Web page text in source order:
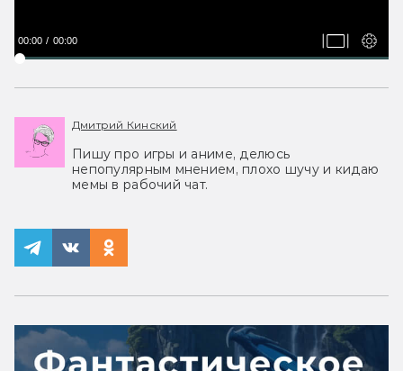
00:00 00:00
Дмитрий Кинский
Пишу про игры и аниме, делюсь
непопулярным мнением, плохо шучу и кидаю
мемы в рабочий чат.